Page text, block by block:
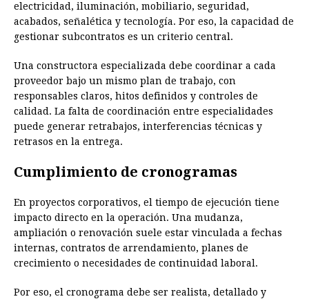
electricidad, iluminación, mobiliario, seguridad,
acabados, señalética y tecnología. Por eso, la capacidad de
gestionar subcontratos es un criterio central.
Una constructora especializada debe coordinar a cada
proveedor bajo un mismo plan de trabajo, con
responsables claros, hitos definidos y controles de
calidad. La falta de coordinación entre especialidades
puede generar retrabajos, interferencias técnicas y
retrasos en la entrega.
Cumplimiento de cronogramas
En proyectos corporativos, el tiempo de ejecución tiene
impacto directo en la operación. Una mudanza,
ampliación o renovación suele estar vinculada a fechas
internas, contratos de arrendamiento, planes de
crecimiento o necesidades de continuidad laboral.
Por eso, el cronograma debe ser realista, detallado y